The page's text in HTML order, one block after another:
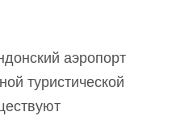
аэропорт
туристической